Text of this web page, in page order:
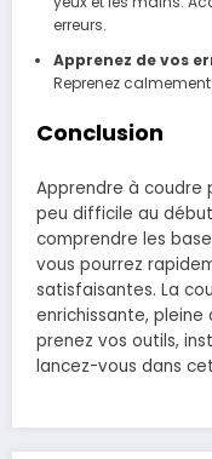
erreurs.
Apprenez de vos
Reprenez
Conclusion
Apprendre à coudre
peu difficile au
comprendre les
vous pourrez
satisfaisantes. La
enrichissante, pleine
prenez vos outils,
lancez-vous dans